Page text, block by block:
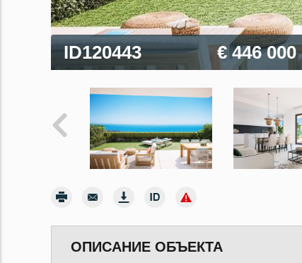
ID120443 € 446 000
ОПИСАНИЕ ОБЪЕКТА